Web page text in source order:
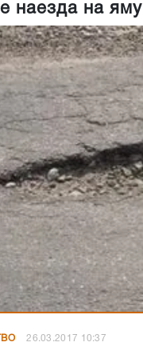
наезда на яму
26.03.2017 10:37